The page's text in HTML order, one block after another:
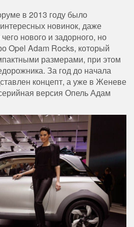
в 2013 году было
новинок, даже
нового и задорного, но
Opel Adam Rocks, который
размерами, при этом
За год до начала
концепт, а уже в Женеве
версия Опель Адам